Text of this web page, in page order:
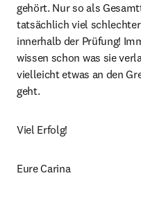
gehört. Nur so als
tatsächlich viel
innerhalb der Prüfung!
wissen schon was sie
vielleicht etwas an den
geht.
Viel Erfolg!
Eure Carina